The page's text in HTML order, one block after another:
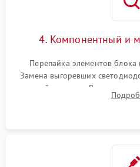
4. Компонентный и
Перепайка элементов
Замена выгоревших
хрупкой матрицы.
прошивка